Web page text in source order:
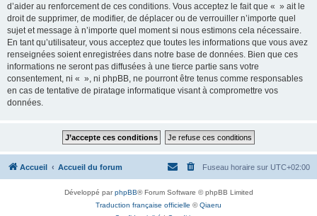
d’aider au renforcement de ces conditions. Vous acceptez le fait que « » ait le
droit de supprimer, de modifier, de déplacer ou de verrouiller n’importe quel
sujet et message à n’importe quel moment si nous estimons cela nécessaire.
En tant qu’utilisateur, vous acceptez que toutes les informations que vous avez
renseignées soient enregistrées dans notre base de données. Bien que ces
informations ne seront pas diffusées à une tierce partie sans votre
consentement, ni « », ni phpBB, ne pourront être tenus comme responsables
en cas de tentative de piratage informatique visant à compromettre vos
données.
Accueil Accueil du forum Fuseau horaire sur UTC+02:00
Développé parphpBB® Forum Software © phpBB Limited
Traduction française officielle ©Qiaeru